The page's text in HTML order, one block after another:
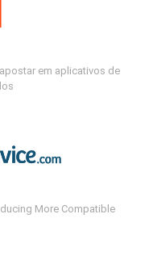
em aplicativos de
More Compatible